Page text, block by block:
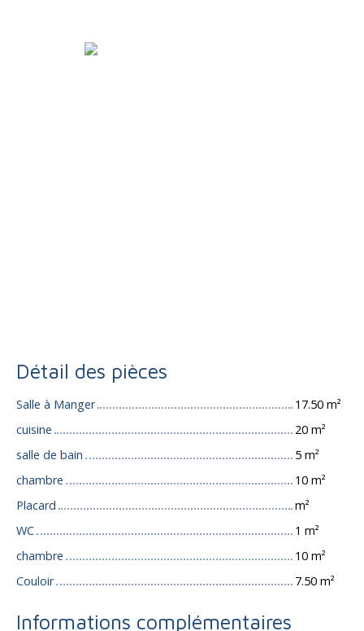
Détail des pièces
Salle à Manger
17.50 m²
cuisine
20 m²
salle de bain
5 m²
chambre
10 m²
Placard
m²
WC
1 m²
chambre
10 m²
Couloir
7.50 m²
Informations complémentaires